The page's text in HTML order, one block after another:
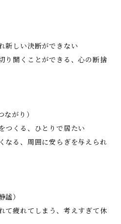
新しい決断ができない
り開くことができる、心の断捨
がり）
つくる、ひとりで居たい
なる、周囲に安らぎを与えられ
謐）
て疲れてしまう、考えすぎて休